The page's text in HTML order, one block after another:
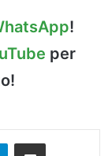
!
per
TelegramCondividi via Email